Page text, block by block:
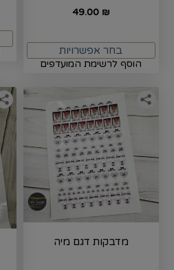
49.00 ₪
בחר אפשרויות
הוסף לרשימת המועדפים
מדבקות דגם מיה